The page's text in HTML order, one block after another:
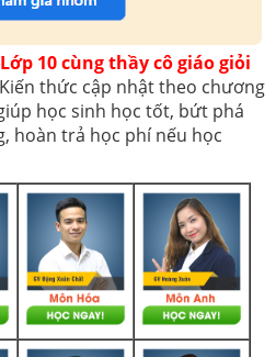
10 cùng thầy cô giáo giỏi
Kiến thức cập nhật theo chương
học sinh học tốt, bứt phá
hoàn trả học phí nếu học